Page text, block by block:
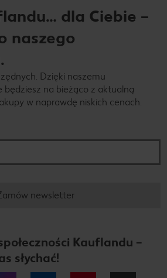
dla Ciebie –
naszego
Dzięki naszemu
będziesz na bieżąco z aktualną
w naprawdę niskich cenach.
newsletter
Kauflandu –
słychać!